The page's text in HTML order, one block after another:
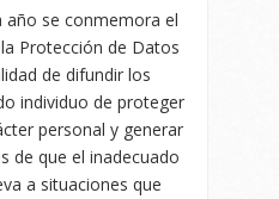
año se conmemora el
Protección de Datos
de difundir los
individuo de proteger
personal y generar
de que el inadecuado
a situaciones que